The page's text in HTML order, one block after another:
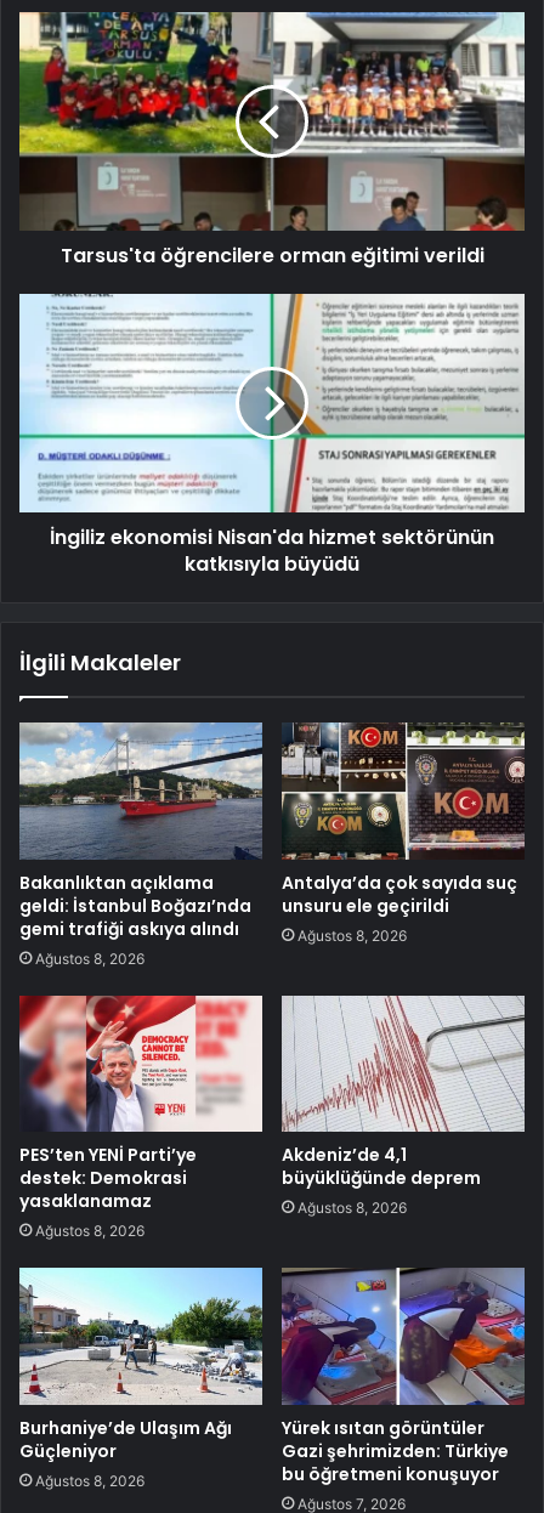
Tarsus'ta öğrencilere orman eğitimi verildi
İngiliz ekonomisi Nisan'da hizmet sektörünün
katkısıyla büyüdü
İlgili Makaleler
Bakanlıktan açıklama
geldi: İstanbul Boğazı’nda
gemi trafiği askıya alındı
Ağustos 8, 2026
Antalya’da çok sayıda suç
unsuru ele geçirildi
Ağustos 8, 2026
PES’ten YENİ Parti’ye
destek: Demokrasi
yasaklanamaz
Ağustos 8, 2026
Akdeniz’de 4,1
büyüklüğünde deprem
Ağustos 8, 2026
Burhaniye’de Ulaşım Ağı
Güçleniyor
Ağustos 8, 2026
Yürek ısıtan görüntüler
Gazi şehrimizden: Türkiye
bu öğretmeni konuşuyor
Ağustos 7, 2026